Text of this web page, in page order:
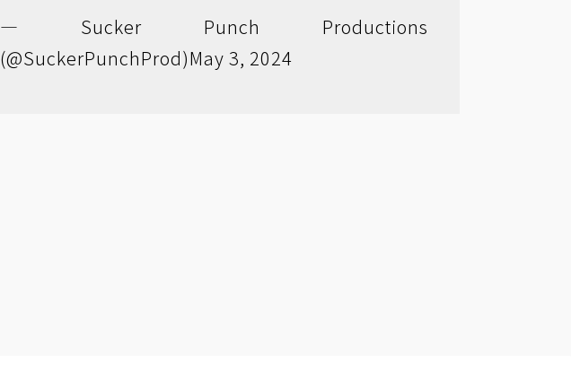
— Sucker Punch Productions
(@SuckerPunchProd)May 3, 2024